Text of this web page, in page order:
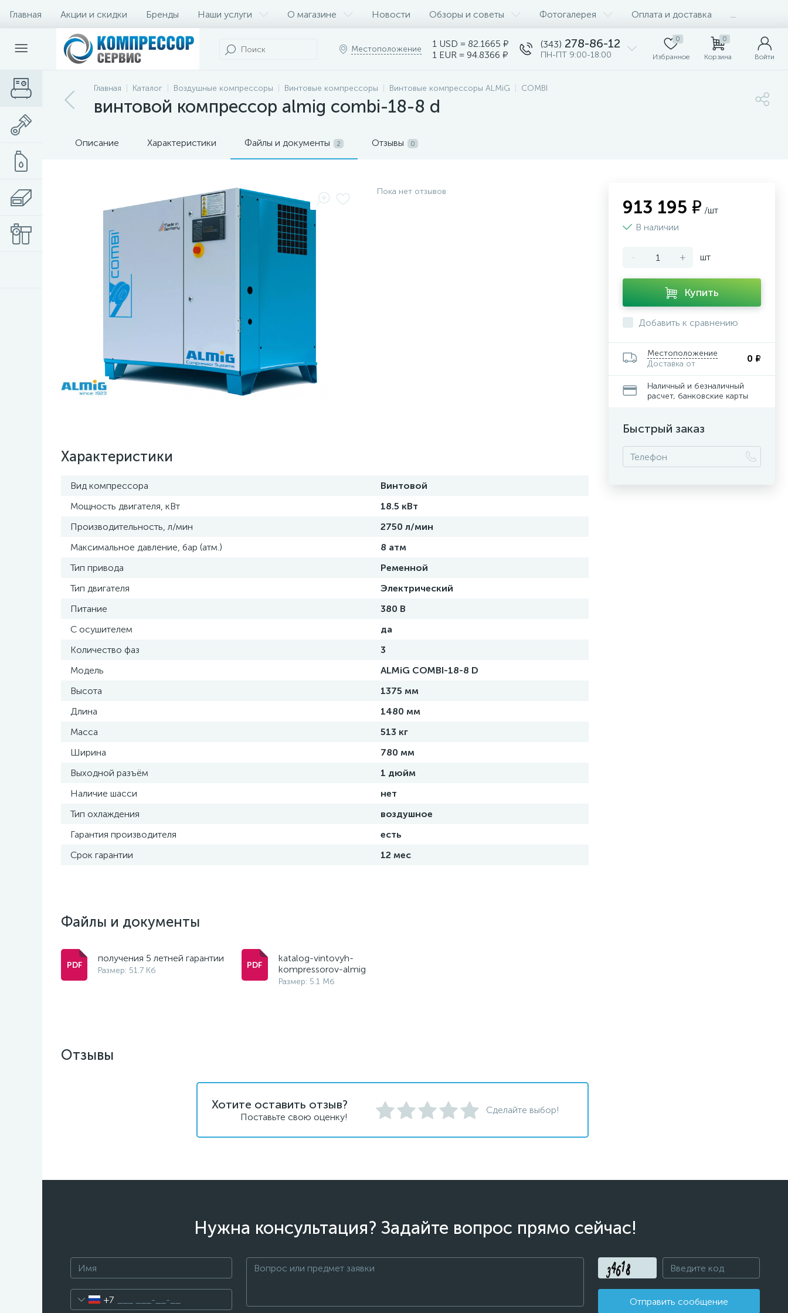
Главная Акции и скидки Бренды Наши услуги О магазине Новости Обзоры и советы Фотогалерея Оплата и доставка
Местоположение
1 USD = 82.1665 ₽
1 EUR = 94.8366 ₽
(343) 278-86-12
ПН-ПТ 9:00-18:00
0
Избранное
0
Корзина Войти
Главная Каталог Воздушные компрессоры Винтовые компрессоры Винтовые компрессоры ALMiG COMBI
винтовой компрессор almig combi-18-8 d
Описание Характеристики Файлы и документы 2 Отзывы 0
Пока нет отзывов
Характеристики
Вид компрессора
Винтовой
Мощность двигателя, кВт
18.5 кВт
Производительность, л/мин
2750 л/мин
Максимальное давление, бар (атм.)
8 атм
Тип привода
Ременной
Тип двигателя
Электрический
Питание
380 В
С осушителем
да
Количество фаз
3
Модель
ALMiG COMBI-18-8 D
Высота
1375 мм
Длина
1480 мм
Масса
513 кг
Ширина
780 мм
Выходной разъём
1 дюйм
Наличие шасси
нет
Тип охлаждения
воздушное
Гарантия производителя
есть
Срок гарантии
12 мес
Файлы и документы
получения 5 летней гарантии
Размер: 51.7 Кб
katalog-vintovyh-
kompressorov-almig
Размер: 5.1 Мб
913 195 ₽ /шт
В наличии
- + шт
Купить
Добавить к сравнению
Местоположение
Доставка от
0 ₽
Наличный и безналичный
расчет, банковские карты
Быстрый заказ
Отзывы
Хотите оставить отзыв?
Поставьте свою оценку!
Сделайте выбор!
Нужна консультация? Задайте вопрос прямо сейчас!
+7 Отправить сообщение